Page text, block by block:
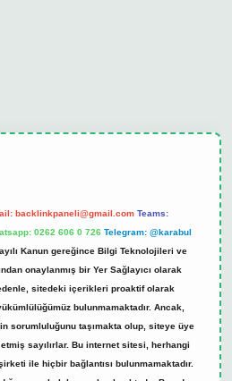
backlinkpaneli@gmail.com Teams:
0262 606 0 726 Telegram: @karabul
Kanun gereğince Bilgi Teknolojileri ve
onaylanmış bir Yer Sağlayıcı olarak
sitedeki içerikleri proaktif olarak
bulunmamaktadır. Ancak,
sorumluluğunu taşımakta olup, siteye üye
sayılırlar. Bu internet sitesi, herhangi
ile hiçbir bağlantısı bulunmamaktadır.